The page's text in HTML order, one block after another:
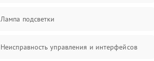
Лампа подсветки
Неисправность управления и интерфейсов